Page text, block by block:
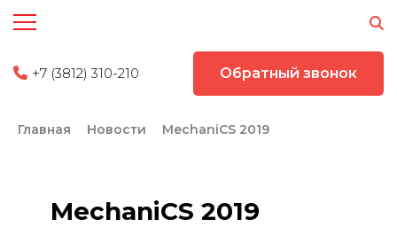
+7 (3812) 310-210 Обратный звонок
Главная Новости MechaniCS 2019
MechaniCS 2019